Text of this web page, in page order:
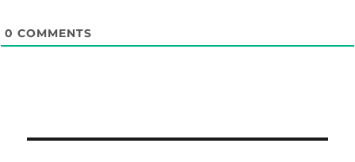
0 COMMENTS